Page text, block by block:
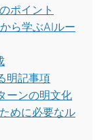
ポイント
ら学ぶAIルー
明記事項
ーンの明文化
めに必要なル